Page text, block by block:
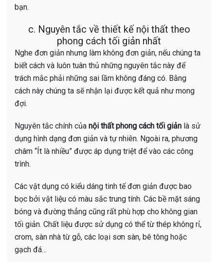
bạn.
c. Nguyên tắc về thiết kế nội thất theo
phong cách tối giản nhất
Nghe đơn giản nhưng làm không đơn giản, nếu chúng ta
biết cách và luôn tuân thủ những nguyên tắc này để
trách mắc phải những sai lầm không đáng có. Bằng
cách này chúng ta sẽ nhận lại được kết quả như mong
đợi.
Nguyên tắc chính của nội thất phong cách tối giản là sử
dụng hình dạng đơn giản và tự nhiên. Ngoài ra, phương
châm “Ít là nhiều” được áp dụng triệt để vào các công
trình.
Các vật dụng có kiểu dáng tinh tế đơn giản được bao
bọc bởi vật liệu có màu sắc trung tính. Các bề mặt sáng
bóng và đường thẳng cũng rất phù hợp cho không gian
tối giản. Chất liệu được sử dụng có thể từ thép không rỉ,
crom, sàn nhà từ gỗ, các loại sơn sàn, bê tông hoặc
gạch đá…